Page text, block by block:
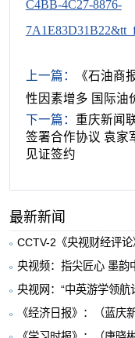
C4BB-4C27-8876-
上一篇：
《石油商
性因素增多 国际油
下一篇： 重庆新闻
签署合作协议 袁家
见证签约
最新新闻
CCTV-2《央视财经评
央视频：指尖匠心 墨
央视网：“中英游学领航
《经济日报》：（蓝庆